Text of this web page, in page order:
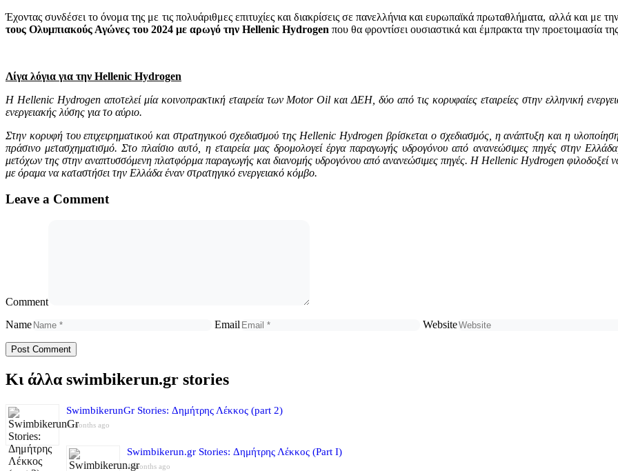
Έχοντας συνδέσει το όνομα της με τις πολυάριθμες επιτυχίες και διακρίσεις σε πανελλήνια και ευρωπαϊκά πρωταθλήματα, αλλά και με την
τους Ολυμπιακούς Αγώνες του 2024 με αρωγό την Ηellenic Hydrogen που θα φροντίσει ουσιαστικά και έμπρακτα την προετοιμασία
Λίγα λόγια για την Hellenic Hydrogen
H Hellenic Hydrogenαποτελεί μία κοινοπρακτική εταιρεία των Motor Oil και ΔΕΗ, δύο από τις κορυφαίες εταιρείες στην ελληνική
ενεργειακής λύσης για το αύριο.
Στην κορυφή του επιχειρηματικού και στρατηγικού σχεδιασμού της Hellenic Hydrogen βρίσκεται ο σχεδιασμός, η ανάπτυξη και η
πράσινο μετασχηματισμό. Στο πλαίσιο αυτό, η εταιρεία μας δρομολογεί έργα παραγωγής υδρογόνου από ανανεώσιμες πηγές στην
μετόχων της στην αναπτυσσόμενη πλατφόρμα παραγωγής και διανομής υδρογόνου από ανανεώσιμες πηγές. Η Hellenic Hydrogen φιλοδοξεί
με όραμα να καταστήσει την Ελλάδα έναν στρατηγικό ενεργειακό κόμβο.
Leave a Comment
Comment
Name
Email Website
Κι άλλα swimbikerun.gr stories
SwimbikerunGr Stories: Δημήτρης Λέκκος (part 2)
4 months ago
Swimbikerun.gr Stories: Δημήτρης Λέκκος (Part I)
4 months ago